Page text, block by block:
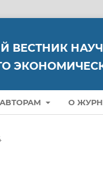
ВЕСТНИК
АВТОРАМ О